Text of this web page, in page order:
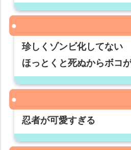
珍しくゾンビ化してない
ほっとくと死ぬからボコ
忍者が可愛すぎる